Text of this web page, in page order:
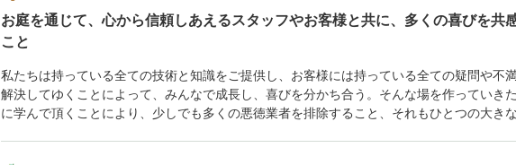
お庭を通じて、心から信頼しあえるスタッフやお客様と共に、多くの喜びを共
こと
私たちは持っている全ての技術と知識をご提供し、お客様には持っている全ての疑問や不
解決してゆくことによって、みんなで成長し、喜びを分かち合う。そんな場を作っていき
に学んで頂くことにより、少しでも多くの悪徳業者を排除すること、それもひとつの大きな